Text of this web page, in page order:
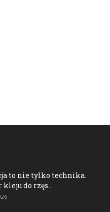
to nie tylko technika.
kleju do rzęs...